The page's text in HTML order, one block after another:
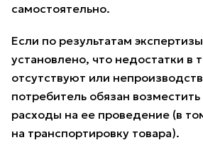
самостоятельно.
Если по результатам
установлено, что недостатки в
отсутствуют или
потребитель обязан
расходы на ее проведение (в
на транспортировку товара).